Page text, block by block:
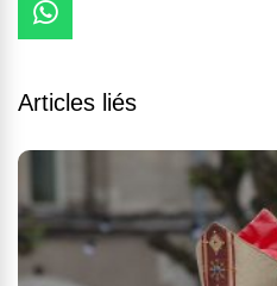
Articles liés